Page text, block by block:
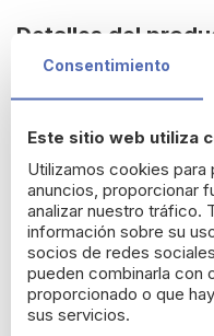
Detalles del
Patika Bi-
Intenso Age
Recupera el volumen y
el Bi-Serum
combina la última
Age Complex, Retinol
densidad de la piel,
Su fórmula avanzada,
Consentimiento
Este sitio web utiliza
Utilizamos cookies para
anuncios, proporcionar
analizar nuestro tráfico.
información sobre su
socios de redes
pueden combinarla con
proporcionado o que
sus servicios.